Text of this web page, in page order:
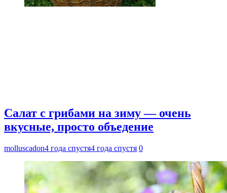
Салат с грибами на зиму — очень
вкусные, просто объедение
molluscadon4 года спустя4 года спустя 0